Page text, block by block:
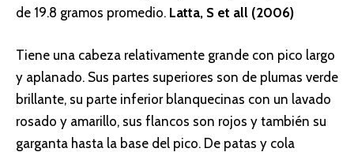
de 19.8 gramos promedio. Latta, S et all (2006)
Tiene una cabeza relativamente grande con pico largo
y aplanado. Sus partes superiores son de plumas verde
brillante, su parte inferior blanquecinas con un lavado
rosado y amarillo, sus flancos son rojos y también su
garganta hasta la base del pico. De patas y cola